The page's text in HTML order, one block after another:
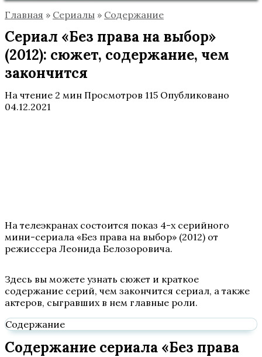
Главная » Сериалы » Содержание
Сериал «Без права на выбор»
(2012): сюжет, содержание, чем
закончится
На чтение 2 мин Просмотров 115 Опубликовано
04.12.2021
На телеэкранах состоится показ 4-х серийного
мини-сериала «Без права на выбор» (2012) от
режиссера Леонида Белозоровича.
Здесь вы можете узнать сюжет и краткое
содержание серий, чем закончится сериал, а также
актеров, сыгравших в нем главные роли.
Содержание
Содержание сериала «Без права